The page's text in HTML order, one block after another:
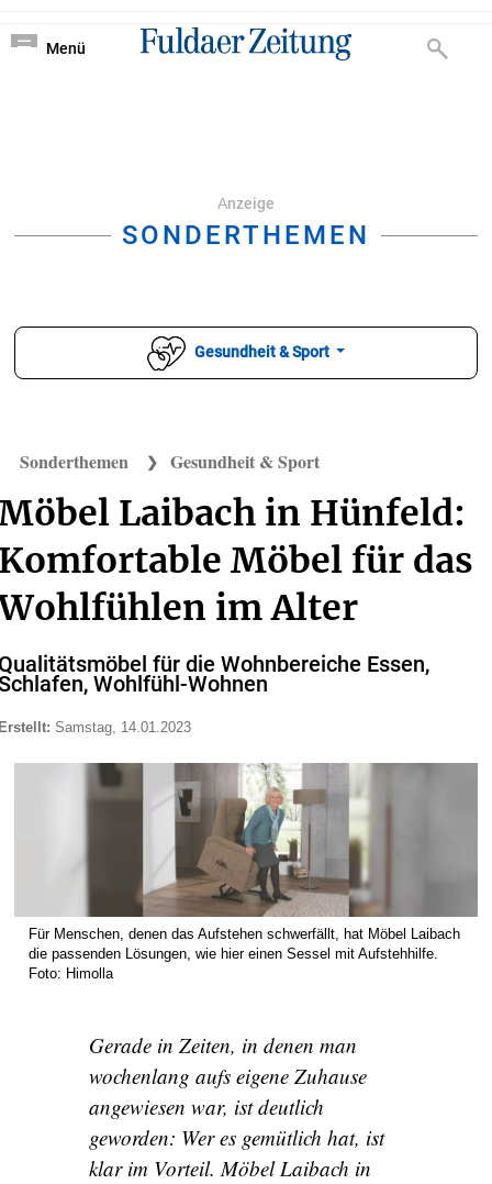
Nachrichten von
Menü
Аnzeige
SONDERTHEMEN
Gesundheit & Sport
Sonderthemen Gesundheit & Sport
Laibach in Hünfeld:
Möbel für das
im Alter
für die Wohnbereiche Essen,
Wohlfühl-Wohnen
Samstag, 14.01.2023
Für Menschen, denen das Aufstehen schwerfällt, hat Möbel Laibach
die passenden Lösungen, wie hier einen Sessel mit Aufstehhilfe.
Foto: Himolla
Gerade in Zeiten, in denen man
wochenlang aufs eigene Zuhause
angewiesen war, ist deutlich
geworden: Wer es gemütlich hat, ist
klar im Vorteil. Möbel Laibach in